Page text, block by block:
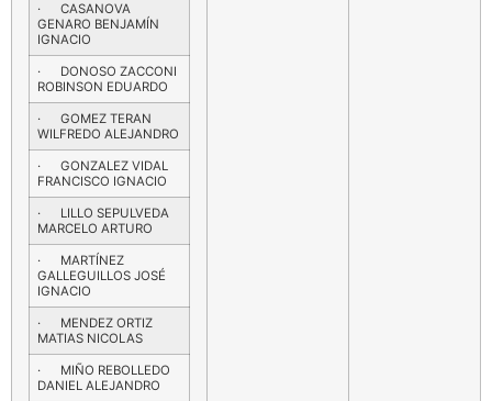
· CASANOVA
GENARO BENJAMÍN
IGNACIO
· DONOSO ZACCONI
ROBINSON EDUARDO
· GOMEZ TERAN
WILFREDO ALEJANDRO
· GONZALEZ VIDAL
FRANCISCO IGNACIO
· LILLO SEPULVEDA
MARCELO ARTURO
· MARTÍNEZ
GALLEGUILLOS JOSÉ
IGNACIO
· MENDEZ ORTIZ
MATIAS NICOLAS
· MIÑO REBOLLEDO
DANIEL ALEJANDRO